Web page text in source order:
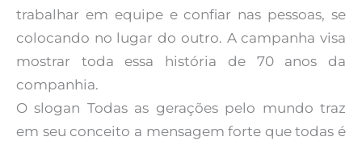
trabalhar em equipe e confiar nas pessoas, se
colocando no lugar do outro. A campanha visa
mostrar toda essa história de 70 anos da
companhia.
O slogan Todas as gerações pelo mundo traz
em seu conceito a mensagem forte que todas é